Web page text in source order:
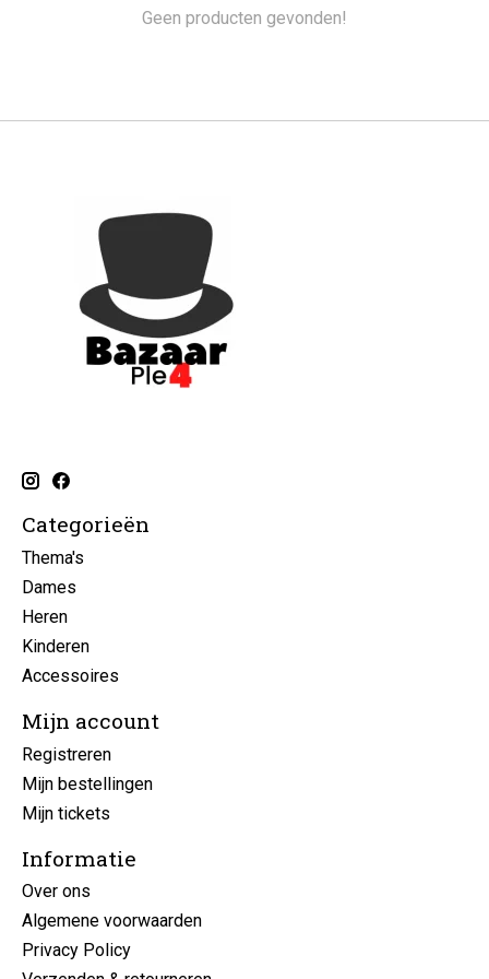
Geen producten gevonden!
Categorieën
Thema's
Dames
Heren
Kinderen
Accessoires
Mijn account
Registreren
Mijn bestellingen
Mijn tickets
Informatie
Over ons
Algemene voorwaarden
Privacy Policy